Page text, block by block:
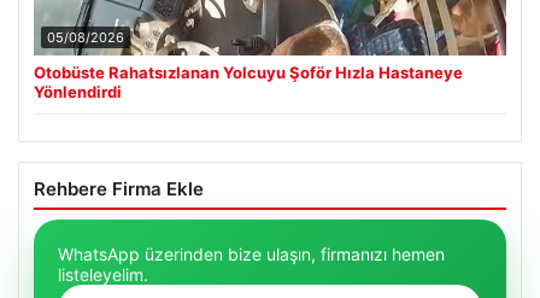
05/08/2026
Otobüste Rahatsızlanan Yolcuyu Şoför Hızla Hastaneye
Yönlendirdi
Rehbere Firma Ekle
WhatsApp üzerinden bize ulaşın, firmanızı hemen
listeleyelim.